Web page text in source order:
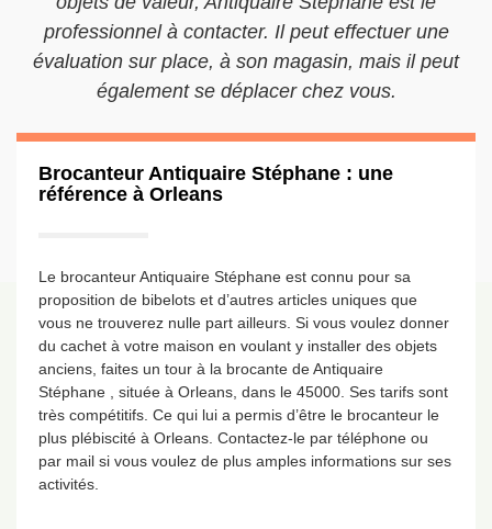
professionnel à contacter. Il peut effectuer une
évaluation sur place, à son magasin, mais il peut
également se déplacer chez vous.
Brocanteur Antiquaire Stéphane : une
référence à Orleans
Le brocanteur Antiquaire Stéphane est connu pour sa
proposition de bibelots et d’autres articles uniques que
vous ne trouverez nulle part ailleurs. Si vous voulez donner
du cachet à votre maison en voulant y installer des objets
anciens, faites un tour à la brocante de Antiquaire
Stéphane , située à Orleans, dans le 45000. Ses tarifs sont
très compétitifs. Ce qui lui a permis d’être le brocanteur le
plus plébiscité à Orleans. Contactez-le par téléphone ou
par mail si vous voulez de plus amples informations sur ses
activités.